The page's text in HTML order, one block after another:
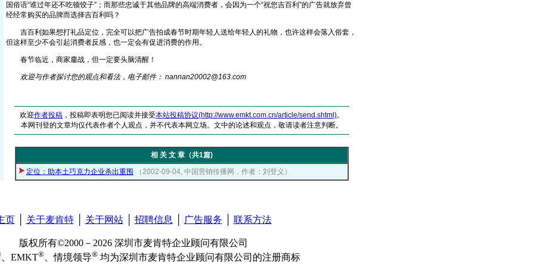
国俗语“谁过年还不吃顿饺子”；而那些忠诚于其他品牌的高端消费者，会因为一个“祝您吉百利”的广告就放弃曾
经经常购买的品脾而选择吉百利吗？
吉百利如果想打礼品定位，完全可以把广告拍成春节时期年轻人送给年轻人的礼物，也许这样会落入俗套，
但这样至少不会引起消费者反感，也一定会有促进消费的作用。
春节临近，商家鏖战，但一定要头脑清醒！
欢迎与作者探讨您的观点和看法，电子邮件： nannan20002@163.com
欢迎作者投稿 ，投稿即表明您已阅读并接受本站投稿协议(http://www.emkt.com.cn/article/send.shtml)。
本网刊登的文章均仅代表作者个人观点，并不代表本网立场。文中的论述和观点，敬请读者注意判断。
相 关 文 章（共1篇)
定位：助本土巧克力企业杀出重围
（2002-09-04, 中国营销传播网，作者：刘登义）
页│ 关于麦肯特│ 关于网站│ 招聘信息 广告服务 联系方法
版权所有©2000－2026 深圳市麦肯特企业顾问有限公司
、EMKT® 、情境领导® 均为深圳市麦肯特企业顾问有限公司的注册商标